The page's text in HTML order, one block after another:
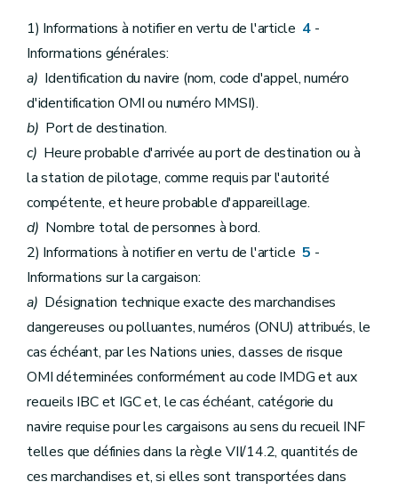
1) Informations à notifier en vertu de l'article 4-
Informations générales:
a) Identification du navire (nom, code d'appel, numéro
d'identification OMI ou numéro MMSI).
b) Port de destination.
c) Heure probable d'arrivée au port de destination ou à
la station de pilotage, comme requis par l'autorité
compétente, et heure probable d'appareillage.
d) Nombre total de personnes à bord.
2) Informations à notifier en vertu de l'article 5 -
Informations sur la cargaison:
a) Désignation technique exacte des marchandises
dangereuses ou polluantes, numéros (ONU) attribués, le
cas échéant, par les Nations unies, classes de risque
OMI déterminées conformément au code IMDG et aux
recueils IBC et IGC et, le cas échéant, catégorie du
navire requise pour les cargaisons au sens du recueil INF
telles que définies dans la règle VII/14.2, quantités de
ces marchandises et, si elles sont transportées dans